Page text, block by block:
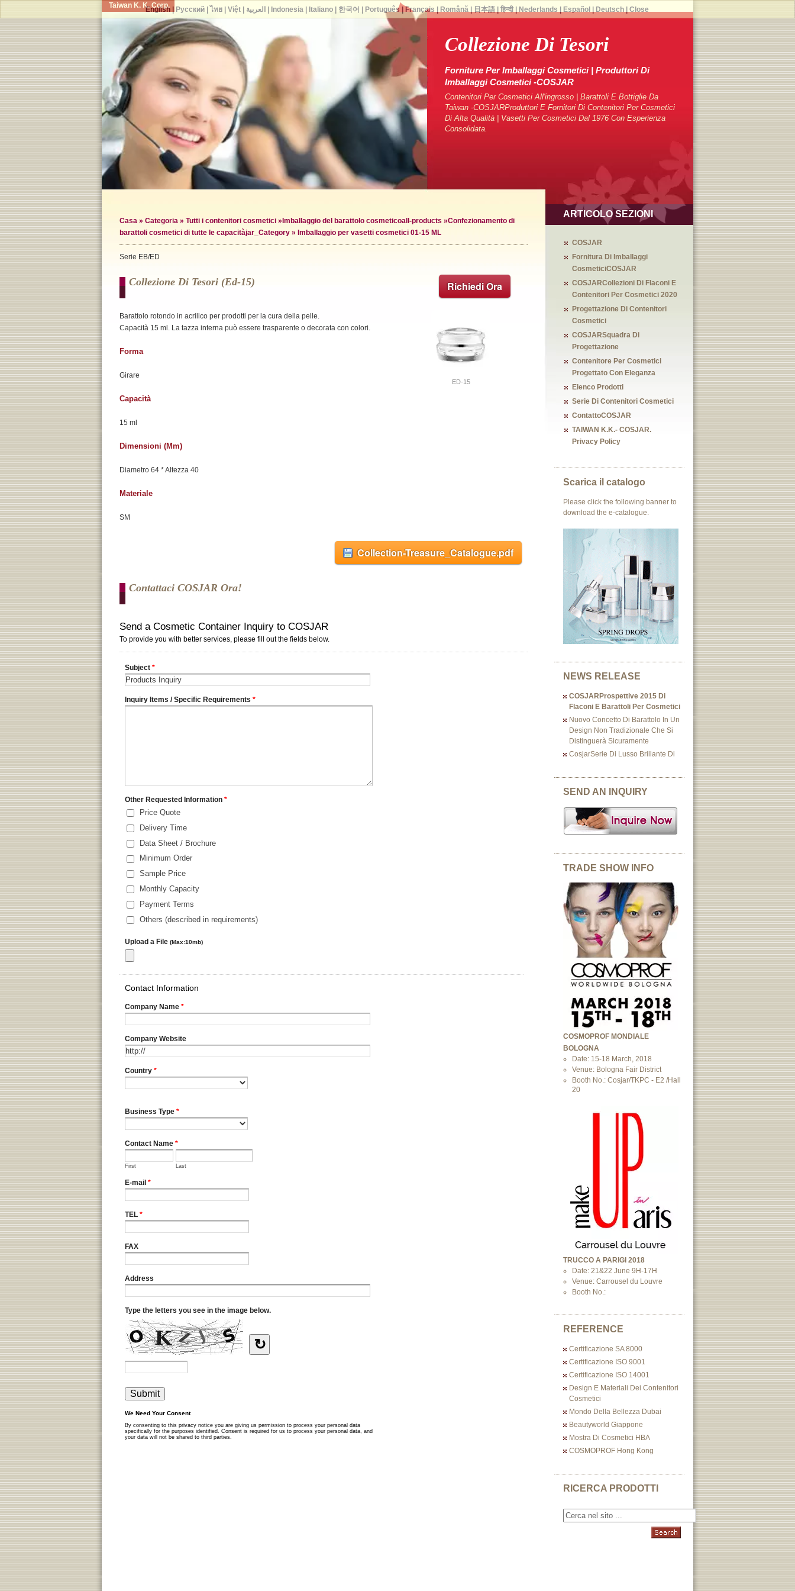
Taiwan K. K. Corp.
Collezione Di Tesori
Forniture Per Imballaggi Cosmetici | Produttori Di
Imballaggi Cosmetici -COSJAR
Contenitori Per Cosmetici All'ingrosso | Barattoli E Bottiglie Da
Taiwan -COSJARProduttori E Fornitori Di Contenitori Per Cosmetici
Di Alta Qualità | Vasetti Per Cosmetici Dal 1976 Con Esperienza
Consolidata.
Casa » Categoria » Tutti i contenitori cosmetici » Imballaggio del barattolo cosmeticoall-products »Confezionamento di
barattoli cosmetici di tutte le capacitàjar_Category » Imballaggio per vasetti cosmetici 01-15 ML
Serie EB/ED
Richiedi Ora
Collezione Di Tesori (ed-15)
ED-15
Barattolo rotondo in acrilico per prodotti per la cura della pelle.
Capacità 15 ml. La tazza interna può essere trasparente o decorata con colori.
Forma
Girare
Capacità
15 ml
Dimensioni (mm)
Diametro 64 * Altezza 40
Materiale
SM
Collection-Treasure_Catalogue.pdf
Contattaci COSJAR Ora!
ARTICOLO SEZIONI
COSJAR
Fornitura Di Imballaggi
CosmeticiCOSJAR
COSJARCollezioni Di Flaconi E
Contenitori Per Cosmetici 2020
Progettazione Di Contenitori
Cosmetici
COSJARSquadra Di
Progettazione
Contenitore Per Cosmetici
Progettato Con Eleganza
Elenco Prodotti
Serie Di Contenitori Cosmetici
ContattoCOSJAR
TAIWAN K.K.- COSJAR.
Privacy Policy
Scarica il catalogo
Please click the following banner to
download the e-catalogue.
NEWS RELEASE
COSJARProspettive 2015 Di
Flaconi E Barattoli Per Cosmetici
Nuovo Concetto Di Barattolo In Un
Design Non Tradizionale Che Si
Distinguerà Sicuramente
CosjarSerie Di Lusso Brillante Di
SEND AN INQUIRY
TRADE SHOW INFO
COSMOPROF MONDIALE
BOLOGNA
Date: 15-18 March, 2018
Venue: Bologna Fair District
Booth No.: Cosjar/TKPC - E2 /Hall
20
TRUCCO A PARIGI 2018
Date: 21&22 June 9H-17H
Venue: Carrousel du Louvre
Booth No.:
REFERENCE
Certificazione SA 8000
Certificazione ISO 9001
Certificazione ISO 14001
Design E Materiali Dei Contenitori
Cosmetici
Mondo Della Bellezza Dubai
Beautyworld Giappone
Mostra Di Cosmetici HBA
COSMOPROF Hong Kong
RICERCA PRODOTTI
English| Русский| ไทย| Việt| العربية Indonesia| Italiano| 한국어 Português Français Română| 日本語| हिन्दी| Nederlands Español Deutsch| Close